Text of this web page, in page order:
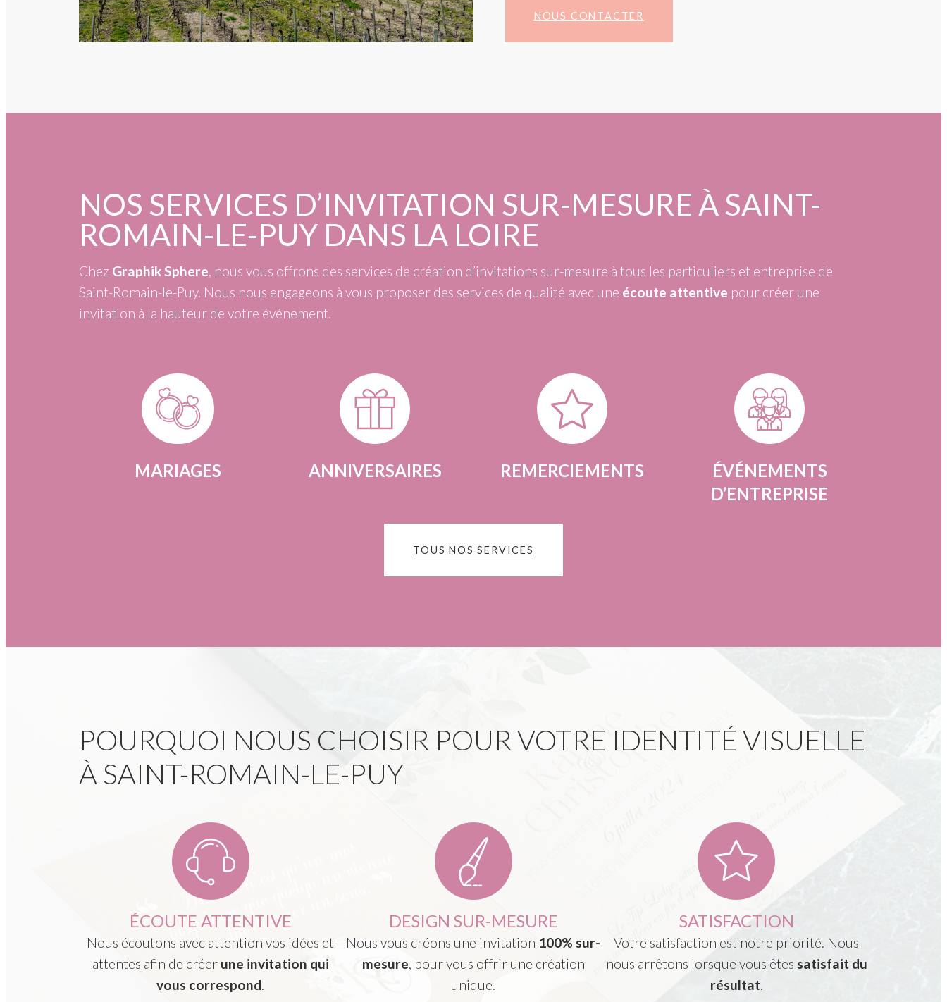
NOUS CONTACTER
NOS SERVICES D’INVITATION SUR-MESURE À SAINT-
ROMAIN-LE-PUY DANS LA LOIRE
Chez Graphik Sphere, nous vous offrons des services de création d’invitations sur-mesure à tous les particuliers et entreprise de
Saint-Romain-le-Puy. Nous nous engageons à vous proposer des services de qualité avec une écoute attentive pour créer une
invitation à la hauteur de votre événement.
MARIAGES ANNIVERSAIRES REMERCIEMENTS
ÉVÉNEMENTS
D’ENTREPRISE
TOUS NOS SERVICES
POURQUOI NOUS CHOISIR POUR VOTRE IDENTITÉ VISUELLE
À SAINT-ROMAIN-LE-PUY
ÉCOUTE ATTENTIVE
Nous écoutons avec attention vos idées et
attentes afin de créer une invitation qui
vous correspond.
DESIGN SUR-MESURE
Nous vous créons une invitation 100% sur-
mesure, pour vous offrir une création
unique.
SATISFACTION
Votre satisfaction est notre priorité. Nous
nous arrêtons lorsque vous êtes satisfait du
résultat.